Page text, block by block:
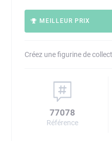
MEILLEUR PRIX
Créez une figurine de
77078
Référence